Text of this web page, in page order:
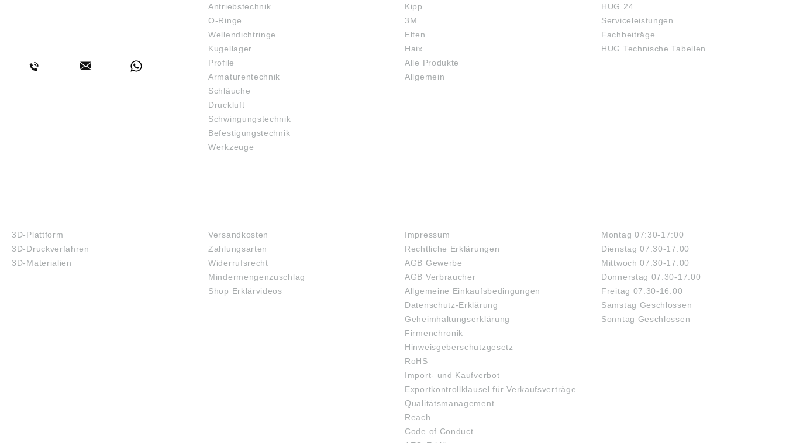
RoHS: ja Ausführung:
verstellbar
Befestigungsart:
Komponente: blau
passiviert Farbe
Grundkörper: natur
Angaben gemäß
Produktsicherheitsverordn
ung ((EU) 2023/998):
& Co.KG, Heubergstr. 2,
72172 Sulz am Neckar,
Produktsicherheitsverordn
ung ((EU) 2023/998):
Heinrich Kipp Werk GmbH
72172 Sulz am Neckar,
Deutschland, E-Mail:
info@kipp.com
Antriebstechnik
O-Ringe
Wellendichtringe
Kugellager
Profile
Armaturentechnik
Schläuche
Druckluft
Schwingungstechnik
Befestigungstechnik
Werkzeuge
Kipp
3M
Elten
Haix
Alle Produkte
Allgemein
HUG 24
Serviceleistungen
Fachbeiträge
HUG Technische Tabellen
3D-Plattform
3D-Druckverfahren
3D-Materialien
Versandkosten
Zahlungsarten
Widerrufsrecht
Mindermengenzuschlag
Shop Erklärvideos
Impressum
Rechtliche Erklärungen
AGB Gewerbe
AGB Verbraucher
Allgemeine Einkaufsbedingungen
Datenschutz-Erklärung
Geheimhaltungserklärung
Firmenchronik
Hinweisgeberschutzgesetz
RoHS
Import- und Kaufverbot
Exportkontrollklausel für Verkaufsverträge
Qualitätsmanagement
Reach
Code of Conduct
Montag 07:30-17:00
Dienstag 07:30-17:00
Mittwoch 07:30-17:00
Donnerstag 07:30-17:00
Freitag 07:30-16:00
Samstag Geschlossen
Sonntag Geschlossen